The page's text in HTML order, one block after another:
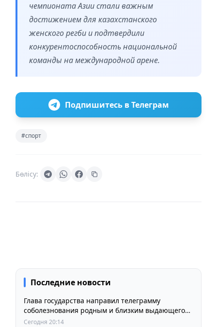
чемпионата Азии стали важным
достижением для казахстанского
женского регби и подтвердили
конкурентоспособность национальной
команды на международной арене.
Подпишитесь в Телеграм
#спорт
Бөлісу:
Последние новости
Глава государства направил телеграмму
соболезнования родным и близким выдающегося
кинорежиссера Ардака Амиркулова
Сегодня 20:14